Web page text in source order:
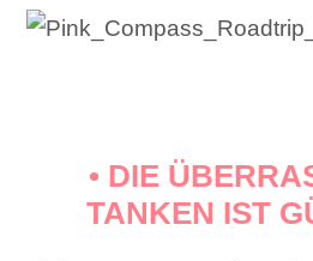
• DIE
TANKEN IST